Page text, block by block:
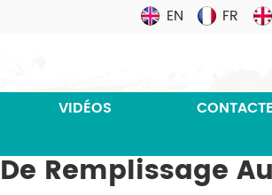
EN FR
VIDÉOS
Remplissage